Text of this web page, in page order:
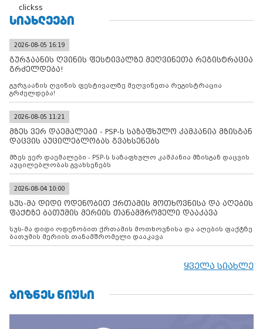
clickss
ᲡᲘᲐᲮᲚᲔᲔᲑᲘ
2026-08-05 16:19
გურჯაანის ღვინის ფესტივალზე მეღვინეთა რეგისტრაცია
გრძელდება!
გურჯაანის ღვინის ფესტივალზე მეღვინეთა რეგისტრაცია
გრძელდება!
2026-08-05 11:21
მზეს ვერ დაემალები - PSP-ს საზაფხულო კამპანია მზისგან
დაცვის აუცილებლობას გვახსენებს
მზეს ვერ დაემალები - PSP-ს საზაფხულო კამპანია მზისგან დაცვის
აუცილებლობას გვახსენებს
2026-08-04 10:00
სუს-მა დიდი ოდენობით ქრთამის მოთხოვნისა და აღების
ფაქტზე ბათუმის მერიის თანამშრომელი დააკავა
სუს-მა დიდი ოდენობით ქრთამის მოთხოვნისა და აღების ფაქტზე
ბათუმის მერიის თანამშრომელი დააკავა
ყველა სიახლე
ᲑᲘᲖᲜᲔᲡ ᲜᲘᲣᲡᲘ